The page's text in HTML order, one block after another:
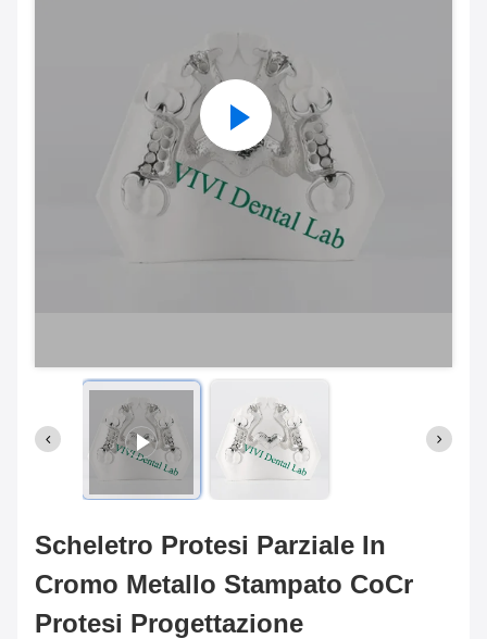
Scheletro Protesi Parziale In
Cromo Metallo Stampato CoCr
Protesi Progettazione